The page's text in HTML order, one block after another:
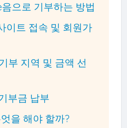
으로 기부하는 방법
이트 접속 및 회원가
부 지역 및 금액 선
부금 납부
을 해야 할까?